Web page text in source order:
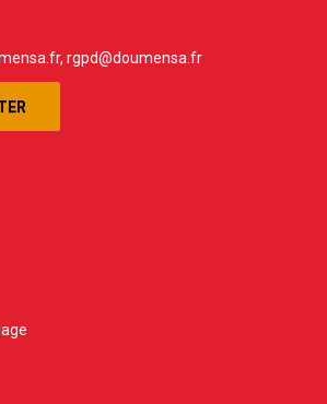
rgpd@doumensa.fr